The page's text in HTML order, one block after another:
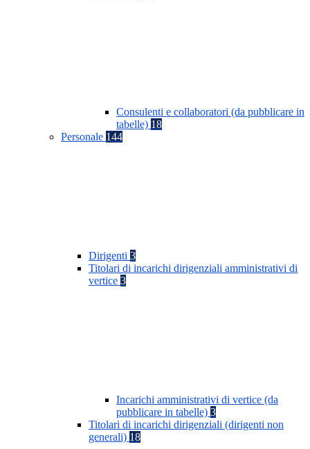
Consulenti e collaboratori (da pubblicare in
tabelle) 18
Personale 144
Dirigenti 3
Titolari di incarichi dirigenziali amministrativi di
vertice 3
Incarichi amministrativi di vertice (da
pubblicare in tabelle) 3
Titolari di incarichi dirigenziali (dirigenti non
generali) 18